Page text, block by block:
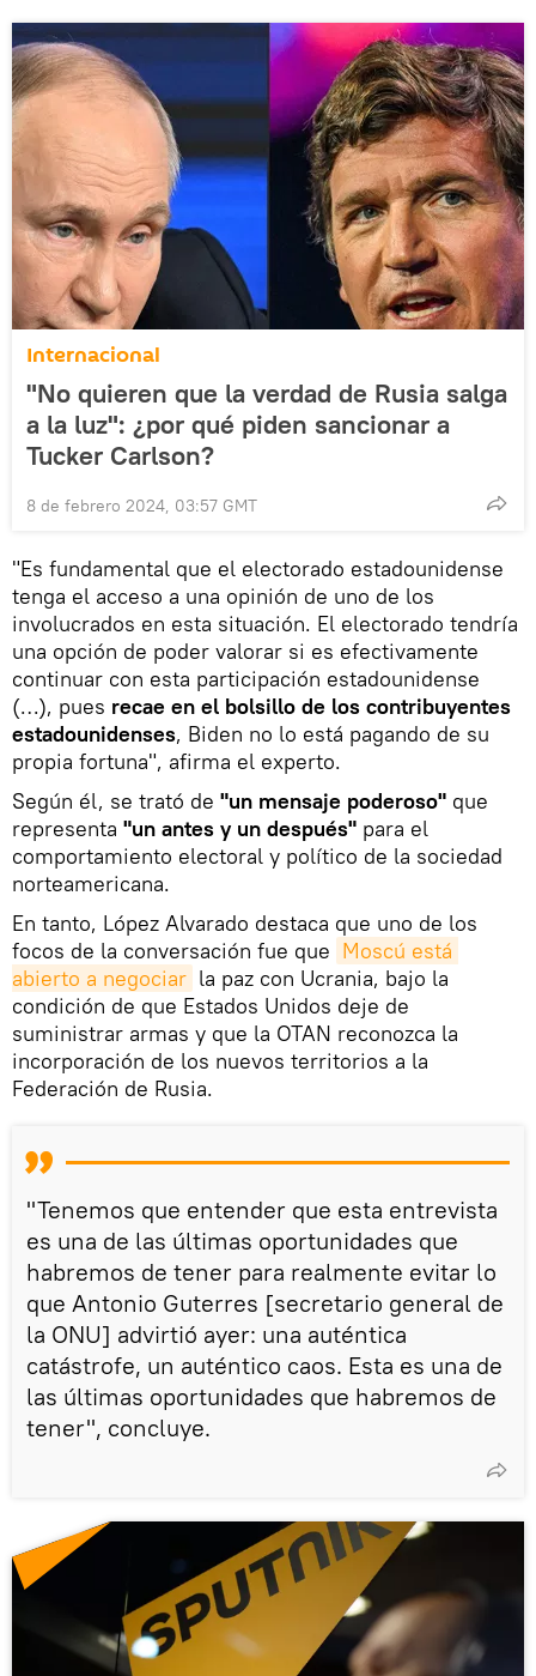
Internacional
"No quieren que la verdad de Rusia salga
a la luz": ¿por qué piden sancionar a
Tucker Carlson?
8 de febrero 2024, 03:57 GMT
"Es fundamental que el electorado estadounidense
tenga el acceso a una opinión de uno de los
involucrados en esta situación. El electorado tendría
una opción de poder valorar si es efectivamente
continuar con esta participación estadounidense
(…), pues recae en el bolsillo de los contribuyentes
estadounidenses, Biden no lo está pagando de su
propia fortuna", afirma el experto.
Según él, se trató de "un mensaje poderoso" que
representa "un antes y un después" para el
comportamiento electoral y político de la sociedad
norteamericana.
En tanto, López Alvarado destaca que uno de los
focos de la conversación fue que Moscú está
abierto a negociar la paz con Ucrania, bajo la
condición de que Estados Unidos deje de
suministrar armas y que la OTAN reconozca la
incorporación de los nuevos territorios a la
Federación de Rusia.
"Tenemos que entender que esta entrevista
es una de las últimas oportunidades que
habremos de tener para realmente evitar lo
que Antonio Guterres [secretario general de
la ONU] advirtió ayer: una auténtica
catástrofe, un auténtico caos. Esta es una de
las últimas oportunidades que habremos de
tener", concluye.